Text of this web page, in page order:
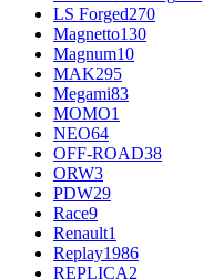
LS Forged270
Magnetto130
Magnum10
MAK295
Megami83
MOMO1
NEO64
OFF-ROAD38
ORW3
PDW29
Race9
Renault1
Replay1986
REPLICA2